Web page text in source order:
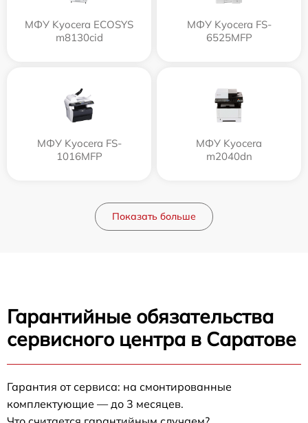
МФУ Kyocera ECOSYS
m8130cid
МФУ Kyocera FS-
6525MFP
МФУ Kyocera FS-
1016MFP
МФУ Kyocera
m2040dn
Показать больше
Гарантийные обязательства
сервисного центра в Саратове
Гарантия от сервиса: на смонтированные
комплектующие — до 3 месяцев.